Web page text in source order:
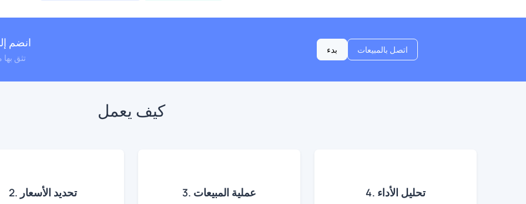
انضم
تثق بها
بدء اتصل بالمبيعات
كيف يعمل
2. تحديد الأسعار 3. عملية المبيعات 4. تحليل الأداء